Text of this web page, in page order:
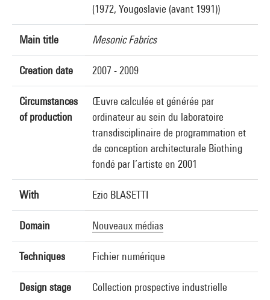
(1972, Yougoslavie (avant 1991))
Main title Mesonic Fabrics
Creation date 2007 - 2009
Circumstances
of production
Œuvre calculée et générée par
ordinateur au sein du laboratoire
transdisciplinaire de programmation et
de conception architecturale Biothing
fondé par l’artiste en 2001
With Ezio BLASETTI
Domain Nouveaux médias
Techniques Fichier numérique
Design stage Collection prospective industrielle